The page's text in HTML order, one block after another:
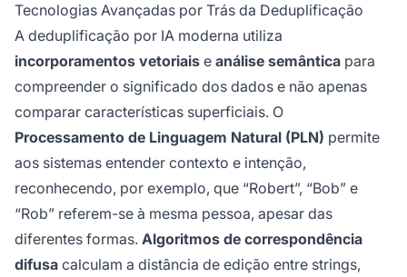
Tecnologias Avançadas por Trás da Deduplificação
A deduplificação por IA moderna utiliza
incorporamentos vetoriais e análise semântica para
compreender o significado dos dados e não apenas
comparar características superficiais. O
Processamento de Linguagem Natural (PLN) permite
aos sistemas entender contexto e intenção,
reconhecendo, por exemplo, que “Robert”, “Bob” e
“Rob” referem-se à mesma pessoa, apesar das
diferentes formas. Algoritmos de correspondência
difusa calculam a distância de edição entre strings,